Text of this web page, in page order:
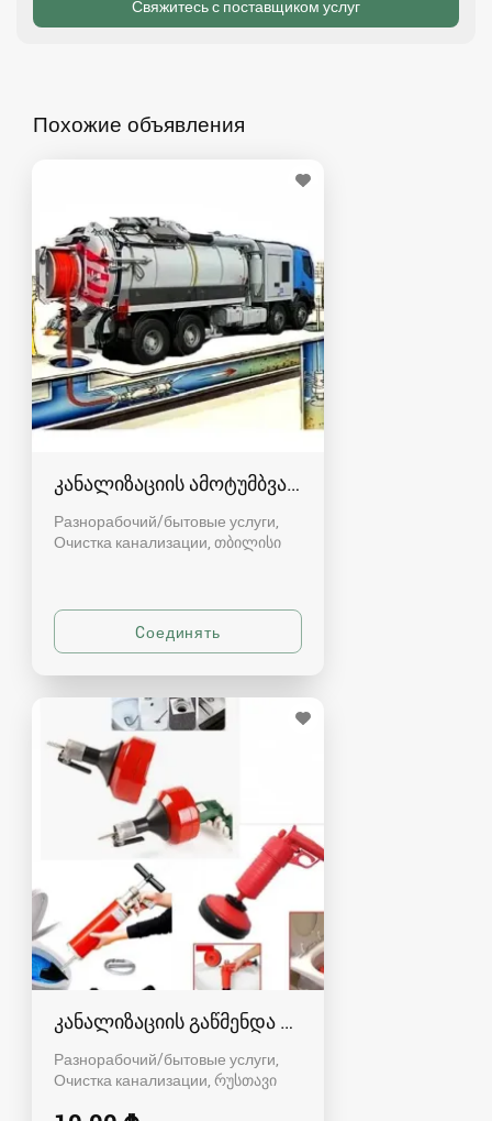
Похожие объявления
კანალიზაციის ამოტუმბვა, გაწმენდა
Разнорабочий/бытовые услуги,
Очистка канализации თბილისი
კანალიზაციის გაწმენდა რუსთავში - 591004680
Разнорабочий/бытовые услуги,
Очистка канализации რუსთავი